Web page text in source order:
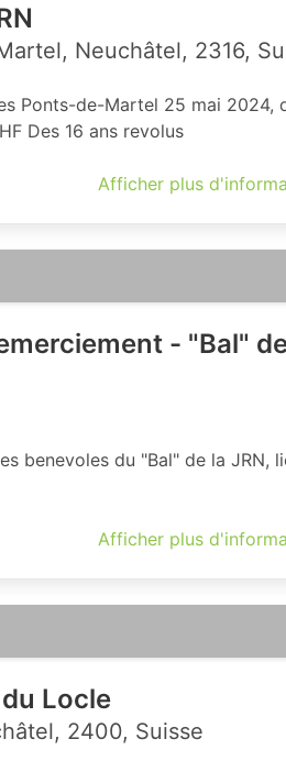
Neuchâtel, 2316,
Ponts-de-Martel 25 mai 2024,
Des 16 ans revolus
Afficher plus
- "Bal"
benevoles du "Bal" de la JRN,
Afficher plus
Locle
2400, Suisse